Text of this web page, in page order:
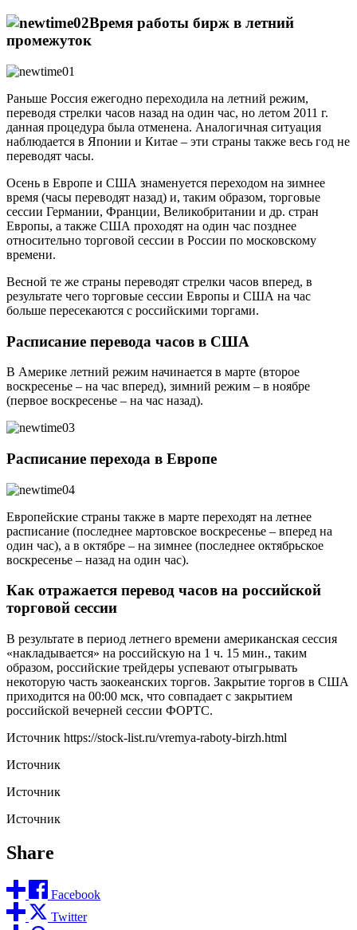
Время работы бирж в летний
промежуток
Раньше Россия ежегодно переходила на летний режим,
переводя стрелки часов назад на один час, но летом 2011 г.
данная процедура была отменена. Аналогичная ситуация
наблюдается в Японии и Китае – эти страны также весь год не
переводят часы.
Осень в Европе и США знаменуется переходом на зимнее
время (часы переводят назад) и, таким образом, торговые
сессии Германии, Франции, Великобритании и др. стран
Европы, а также США проходят на один час позднее
относительно торговой сессии в России по московскому
времени.
Весной те же страны переводят стрелки часов вперед, в
результате чего торговые сессии Европы и США на час
больше пересекаются с российскими торгами.
Расписание перевода часов в США
В Америке летний режим начинается в марте (второе
воскресенье – на час вперед), зимний режим – в ноябре
(первое воскресенье – на час назад).
Расписание перехода в Европе
Европейские страны также в марте переходят на летнее
расписание (последнее мартовское воскресенье – вперед на
один час), а в октябре – на зимнее (последнее октябрьское
воскресенье – назад на один час).
Как отражается перевод часов на российской
торговой сессии
В результате в период летнего времени американская сессия
«накладывается» на российскую на 1 ч. 15 мин., таким
образом, российские трейдеры успевают отыгрывать
некоторую часть заокеанских торгов. Закрытие торгов в США
приходится на 00:00 мск, что совпадает с закрытием
российской вечерней сессии ФОРТС.
Источник https://stock-list.ru/vremya-raboty-birzh.html
Источник
Источник
Источник
Share
Facebook
Twitter